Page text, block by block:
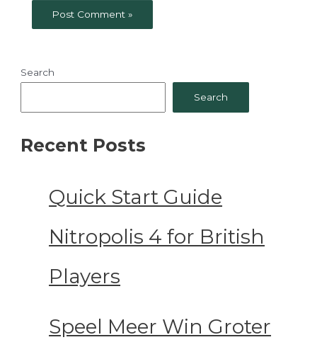
Search
Search
Recent Posts
Quick Start Guide
Nitropolis 4 for British
Players
Speel Meer Win Groter